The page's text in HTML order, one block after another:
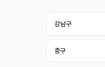
강남구
중구